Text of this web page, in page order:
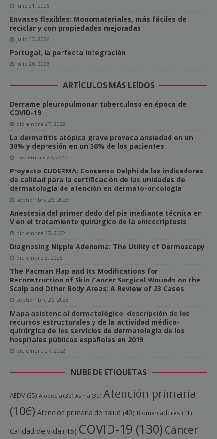
julio 31, 2026
Envases flexibles: Monomateriales, más fáciles de
reciclar y con propiedades mejoradas
julio 30, 2026
Portugal, la perfecta integración
julio 26, 2026
ARTÍCULOS MÁS LEÍDOS
Derrame pleuropulmonar tuberculoso en época de
COVID-19
diciembre 27, 2022
La dermatitis atópica grave provoca ansiedad en un
30% y depresión en un 36% de los pacientes
noviembre 27, 2025
Proyecto CUDERMA: Consenso Delphi de los indicadores
de calidad para la certificación de las unidades de
dermatología de atención en dermato-oncología
septiembre 26, 2023
Anestesia del primer dedo del pie mediante técnica en
V en el tratamiento quirúrgico de la onicocriptosis
diciembre 27, 2022
Diagnosing Nipple Adenoma: The Utility of Dermoscopy
diciembre 3, 2025
The Pacman Flap and Its Modifications for
Reconstruction of Skin Cancer Surgical Wounds on the
Scalp and Other Body Areas: A Review of 23 Cases
septiembre 26, 2023
Mapa asistencial dermatológico: descripción de los
recursos estructurales y de la actividad médico-
quirúrgica de los servicios de dermatología de los
hospitales públicos españoles en 2019
diciembre 27, 2022
NUBE DE ETIQUETAS
AEDV (35) Alopecia (30) Asma (30) Atención primaria
(106) Atención primaria de salud (40) Biomarcadores (31)
Calidad de vida (45) COVID-19 (130) Cáncer